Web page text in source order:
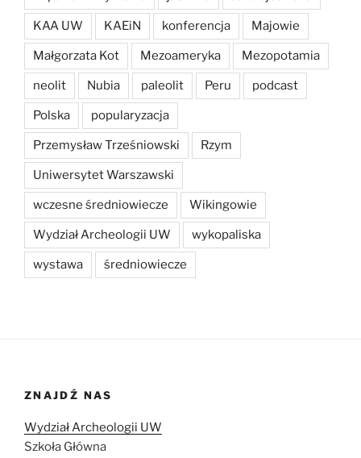
KAA UW KAEiN konferencja Majowie
Małgorzata Kot Mezoameryka Mezopotamia
neolit Nubia paleolit Peru podcast
Polska popularyzacja
Przemysław Trześniowski Rzym
Uniwersytet Warszawski
wczesne średniowiecze Wikingowie
Wydział Archeologii UW wykopaliska
wystawa średniowiecze
ZNAJDŹ NAS
Wydział Archeologii UW
Szkoła Główna